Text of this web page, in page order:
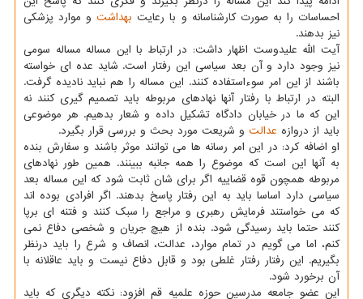
احساسات را به صورت كارشناسانه و با رعایت بهداشتو موارد پزشكی
نیز بدهند.
آیت الله علیدوست اظهار داشت: در ارتباط با این مساله مساله سومی
نیز وجود دارد و آن بعد سیاسی این رفتار است. شاید عده ای خواسته
باشند از این امر سوءاستفاده كنند. این مساله را هم نباید نادیده گرفت.
البته در ارتباط با رفتار آنها نهادهای مربوطه باید تصمیم گیری كنند نه
این كه ما در خیابان دادگاه تشكیل داده و شعار بدهیم. هر موضوعی
باید از دروازه عدالت و شریعت مورد بحث و بررسی قرار بگیرد.
او اضافه كرد: در این امر رسانه ها می توانند موثر باشند و سفارش بنده
به آنها این است كه موضوع را همه جانبه ببینند. همین طور نهادهای
مربوطه همچون قوه قضاییه اگر برای شان ثابت شود كه این مساله بعد
سیاسی دارد اساسا باید به این رفتار پاسخ بدهند. اگر افرادی بوده اند
كه می خواستند فرمایش رهبری و مراجع را سبك كنند و فتنه ای برپا
كنند حتما باید رسیدگی شود. بنده از هیچ جریان و شخصی دفاع نمی
كنم، اما می گویم در تمام موارد، عدالت، انصاف و شرع را باید درنظر
بگیریم. این رفتار رفتار غلطی بود و قابل دفاع نیست و باید عاقلانه با
آن برخورد شود.
این عضو جامعه مدرسین حوزه علمیه قم افزود: نكته دیگری كه باید